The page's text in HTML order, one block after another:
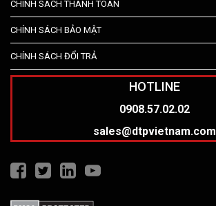
CHÍNH SÁCH THANH TOÁN
CHÍNH SÁCH BẢO MẬT
CHÍNH SÁCH ĐỔI TRẢ
HOTLINE
0908.57.02.02
sales@dtpvietnam.com